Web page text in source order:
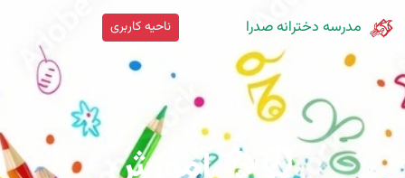
مدرسه دخترانه صدرا ناحیه کاربری